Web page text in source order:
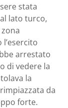
stata
lato turco,
arrestato
di vedere la
la
da
forte.